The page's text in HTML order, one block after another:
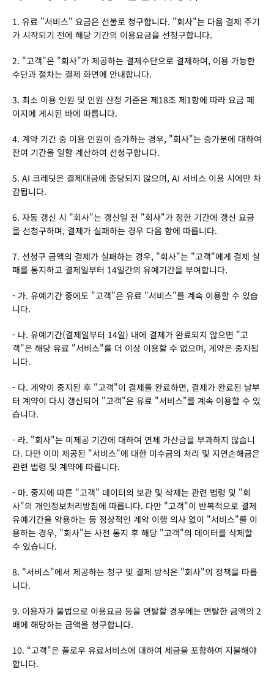
1. 유료 "서비스" 요금은 선불로 청구합니다. "회사"는 다음 결제 주기
가 시작되기 전에 해당 기간의 이용요금을 선청구합니다.
2. "고객"은 "회사"가 제공하는 결제수단으로 결제하며, 이용 가능한
수단과 절차는 결제 화면에 안내합니다.
3. 최소 이용 인원 및 인원 산정 기준은 제18조 제1항에 따라 요금 페
이지에 게시된 바에 따릅니다.
4. 계약 기간 중 이용 인원이 증가하는 경우, "회사"는 증가분에 대하여
잔여 기간을 일할 계산하여 선청구합니다.
5. AI 크레딧은 결제대금에 충당되지 않으며, AI 서비스 이용 시에만 차
감됩니다.
6. 자동 갱신 시 "회사"는 갱신일 전 "회사"가 정한 기간에 갱신 요금
을 선청구하며, 결제가 실패하는 경우 다음 항에 따릅니다.
7. 선청구 금액의 결제가 실패하는 경우, "회사"는 "고객"에게 결제 실
패를 통지하고 결제일부터 14일간의 유예기간을 부여합니다.
- 가. 유예기간 중에도 "고객"은 유료 "서비스"를 계속 이용할 수 있습
니다.
- 나. 유예기간(결제일부터 14일) 내에 결제가 완료되지 않으면 "고
객"은 해당 유료 "서비스"를 더 이상 이용할 수 없으며, 계약은 중지됩
니다.
- 다. 계약이 중지된 후 "고객"이 결제를 완료하면, 결제가 완료된 날부
터 계약이 다시 갱신되어 "고객"은 유료 "서비스"를 계속 이용할 수 있
습니다.
- 라. "회사"는 미제공 기간에 대하여 연체 가산금을 부과하지 않습니
다. 다만 이미 제공된 "서비스"에 대한 미수금의 처리 및 지연손해금은
관련 법령 및 계약에 따릅니다.
- 마. 중지에 따른 "고객" 데이터의 보관 및 삭제는 관련 법령 및 "회
사"의 개인정보처리방침에 따릅니다. 다만 "고객"이 반복적으로 결제
유예기간을 악용하는 등 정상적인 계약 이행 의사 없이 "서비스"를 이
용하는 경우, "회사"는 사전 통지 후 해당 "고객"의 데이터를 삭제할
수 있습니다.
8. "서비스"에서 제공하는 청구 및 결제 방식은 "회사"의 정책을 따릅
니다.
9. 이용자가 불법으로 이용요금 등을 면탈할 경우에는 면탈한 금액의 2
배에 해당하는 금액을 청구합니다.
10. “고객"은 플로우 유료서비스에 대하여 세금을 포함하여 지불해야
합니다.